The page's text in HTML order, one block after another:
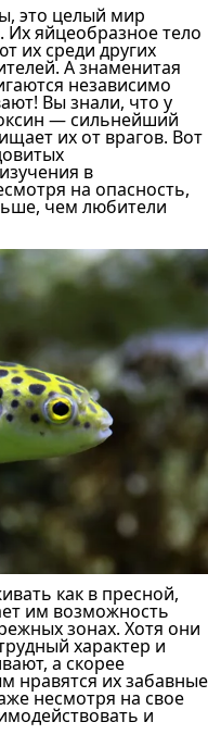
это целый мир
Их яйцеобразное тело
их среди других
А знаменитая
независимо
Вы знали, что у
— сильнейший
их от врагов. Вот
в
на опасность,
чем любители
как в пресной,
им возможность
зонах. Хотя они
характер и
а скорее
нравятся их забавные
несмотря на свое
и